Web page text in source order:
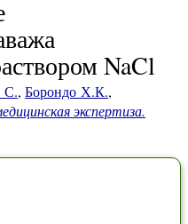
NaCl
С., Борондо Х.К.,
экспертиза.